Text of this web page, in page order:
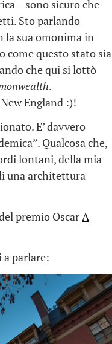
– sono sicuro che
Sto parlando
la sua omonima in
come questo stato sia
che qui si lottò
.
England :)!
E’ davvero
Qualcosa che,
lontani, della mia
una architettura
premio OscarA
a parlare: